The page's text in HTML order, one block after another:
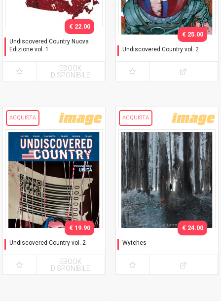
Undiscovered Country Nuova
Edizione vol. 1
€ 22.00
EBOOK
DISPONIBILE
Undiscovered Country vol. 2
€ 25.00
ACQUISTA
Undiscovered Country vol. 2
€ 19.90
EBOOK
DISPONIBILE
ACQUISTA
Wytches
€ 24.00